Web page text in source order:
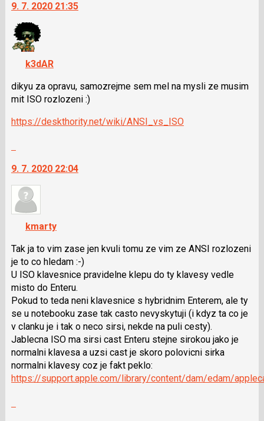
následující
a
P
pro
předchozí
názor
další
nový
názor.
K
navigaci
lze
použít
i
N
P
pro
předchozí
nový
názor
9. 7. 2020 21:35
k3dAR
dikyu za opravu, samozrejme sem mel na mysli ze musim
mit ISO rozlozeni :)
https://deskthority.net/wiki/ANSI_vs_ISO
další
nový
názor.
navigaci
lze
použít
i
klávesy
N
pro
následující
a
P
pro
předchozí
nový
9. 7. 2020 22:04
kmarty
Tak ja to vim zase jen kvuli tomu ze vim ze ANSI rozlozeni
je to co hledam :-)
U ISO klavesnice pravidelne klepu do ty klavesy vedle
misto do Enteru.
Pokud to teda neni klavesnice s hybridnim Enterem, ale ty
se u notebooku zase tak casto nevyskytuji (i kdyz ta co je
v clanku je i tak o neco sirsi, nekde na puli cesty).
Jablecna ISO ma sirsi cast Enteru stejne sirokou jako je
normalni klavesa a uzsi cast je skoro polovicni sirka
normalni klavesy coz je fakt peklo:
https://support.apple.com/library/content/dam/edam/